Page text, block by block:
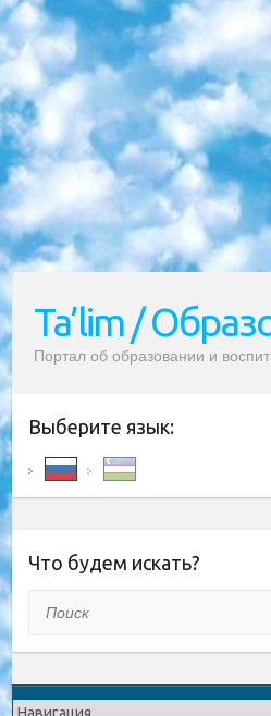
Ta’lim /
Портал об образовании и
Выберите язык:
Что будем искать?